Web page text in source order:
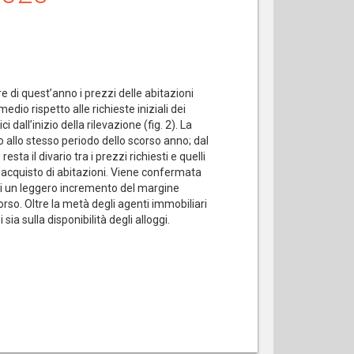
di quest’anno i prezzi delle abitazioni
rispetto alle richieste iniziali dei
dall’inizio della rilevazione (fig. 2). La
stesso periodo dello scorso anno; dal
il divario tra i prezzi richiesti e quelli
di abitazioni. Viene confermata
leggero incremento del margine
Oltre la metà degli agenti immobiliari
sulla disponibilità degli alloggi.